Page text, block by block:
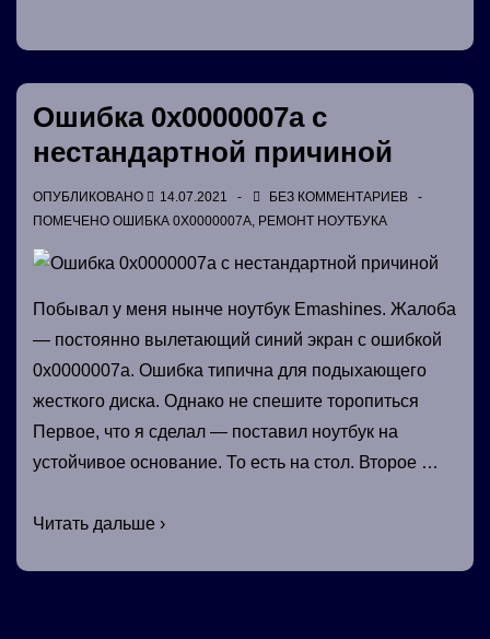
Ошибка 0x0000007a с
нестандартной причиной
ОПУБЛИКОВАНО 14.07.2021
БЕЗ КОММЕНТАРИЕВ
ПОМЕЧЕНО ОШИБКА 0X0000007A, РЕМОНТ НОУТБУКА
Побывал у меня нынче ноутбук Emashines. Жалоба
— постоянно вылетающий синий экран с ошибкой
0x0000007a. Ошибка типична для подыхающего
жесткого диска. Однако не спешите торопиться
Первое, что я сделал — поставил ноутбук на
устойчивое основание. То есть на стол. Второе …
Ошибка
Читать дальше ›